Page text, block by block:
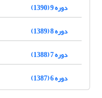
دوره 9 (1390)
دوره 8 (1389)
دوره 7 (1388)
دوره 6 (1387)